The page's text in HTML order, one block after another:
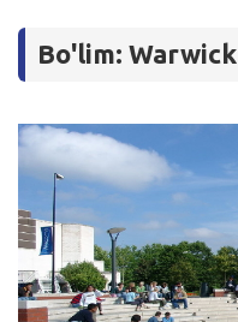
Tanlovlar
Kurslar
Blog
Yana
Bo'lim: Warwick